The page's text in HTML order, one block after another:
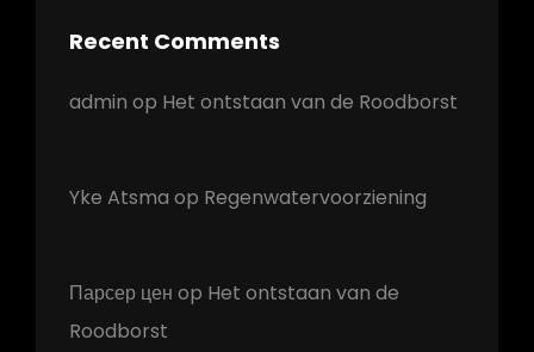
Recent Comments
admin op Het ontstaan van de Roodborst
Yke Atsma op Regenwatervoorziening
Парсер цен op Het ontstaan van de
Roodborst